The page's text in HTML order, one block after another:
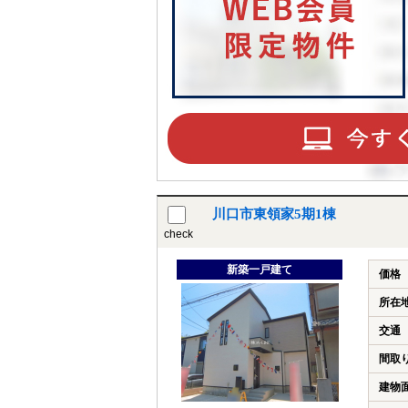
check
川口市東領家5期1棟
新築一戸建て 価格
所在
交通
間取
建物